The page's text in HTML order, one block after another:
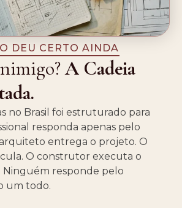
DEU CERTO AINDA
A Cadeia
no Brasil foi estruturado para
responda apenas pelo
entrega o projeto. O
O construtor executa o
responde pelo
um todo.